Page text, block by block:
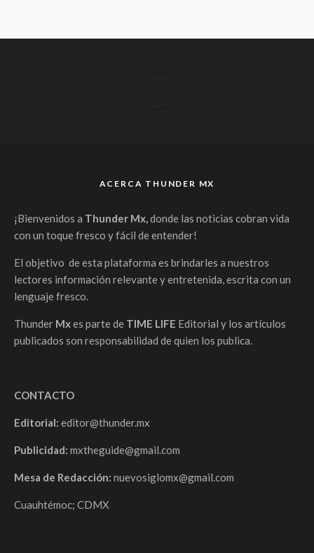
ACERCA THUNDER MX
¡Bienvenidos a Thunder Mx,donde las noticias cobran vida
con un toque fresco y fácil de entender!
El objetivo de esta plataforma es brindarles a nuestros
lectores información relevante y entretenida, escrita con un
lenguaje fresco.
Thunder Mxes parte de TIME LIFE Editorial y los artículos
publicados son responsabilidad de quien los publica.
CONTACTO
Editorial: editor@thunder.mx
Publicidad: mxtheguide@gmail.com
Mesa de Redacción: nuevosiglomx@gmail.com
Cuauhtémoc; CDMX